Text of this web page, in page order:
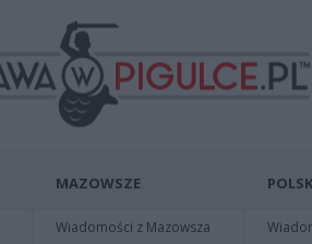
MAZOWSZE
Wiadomości z Mazowsza